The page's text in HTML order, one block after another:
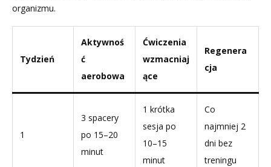
organizmu.
Tydzień
Aktywnoś
ć
aerobowa
Ćwiczenia
wzmacniaj
ące
Regenera
cja
1
3 spacery
po 15–20
minut
1 krótka
sesja po
10–15
minut
Co
najmniej 2
dni bez
treningu